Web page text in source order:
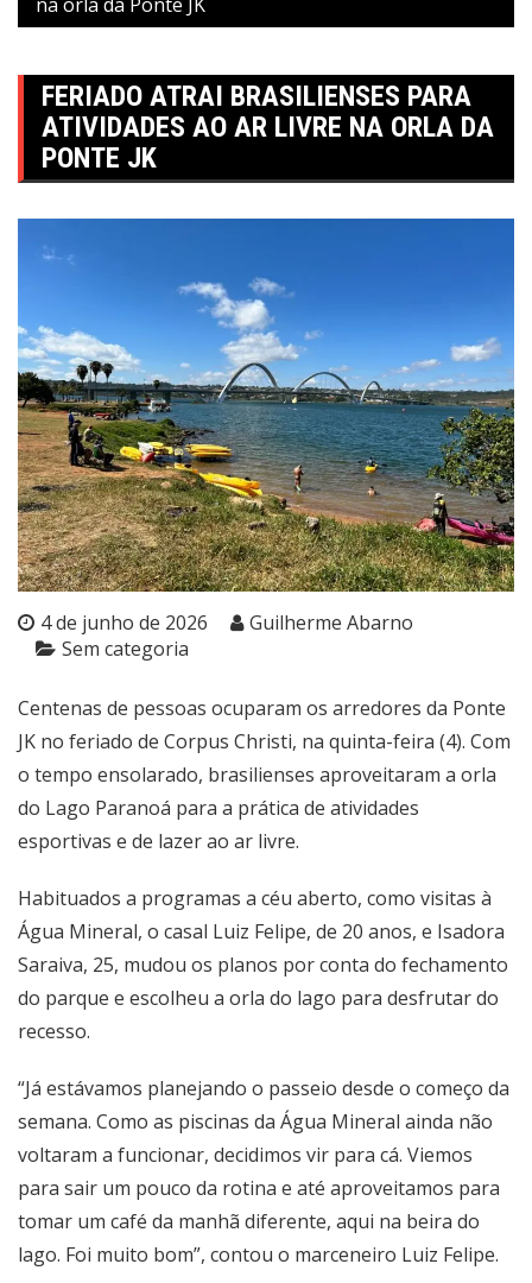
FERIADO ATRAI BRASILIENSES PARA
ATIVIDADES AO AR LIVRE NA ORLA DA
PONTE JK
4 de junho de 2026
Guilherme Abarno
Sem categoria
Centenas de pessoas ocuparam os arredores da Ponte
JK no feriado de Corpus Christi, na quinta-feira (4). Com
o tempo ensolarado, brasilienses aproveitaram a orla
do Lago Paranoá para a prática de atividades
esportivas e de lazer ao ar livre.
Habituados a programas a céu aberto, como visitas à
Água Mineral, o casal Luiz Felipe, de 20 anos, e Isadora
Saraiva, 25, mudou os planos por conta do fechamento
do parque e escolheu a orla do lago para desfrutar do
recesso.
“Já estávamos planejando o passeio desde o começo da
semana. Como as piscinas da Água Mineral ainda não
voltaram a funcionar, decidimos vir para cá. Viemos
para sair um pouco da rotina e até aproveitamos para
tomar um café da manhã diferente, aqui na beira do
lago. Foi muito bom”, contou o marceneiro Luiz Felipe.